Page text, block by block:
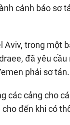
cảnh báo sơ
Aviv, trong một
đã yêu
phải sơ tán.
các cảng cho
đến khi có